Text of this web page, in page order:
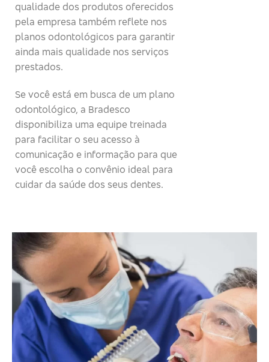
qualidade dos produtos oferecidos
pela empresa também reflete nos
planos odontológicos para garantir
ainda mais qualidade nos serviços
prestados.
Se você está em busca de um plano
odontológico, a Bradesco
disponibiliza uma equipe treinada
para facilitar o seu acesso à
comunicação e informação para que
você escolha o convênio ideal para
cuidar da saúde dos seus dentes.